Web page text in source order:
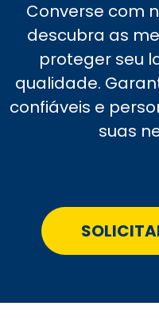
Converse com
descubra as
proteger seu
qualidade.
confiáveis e
suas